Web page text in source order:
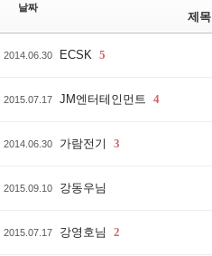
날짜
제목
2014.06.30 ECSK 5
2015.07.17 JM엔터테인먼트 4
2014.06.30 가람전기 3
2015.09.10 강동우님
2015.07.17 강영호님 2